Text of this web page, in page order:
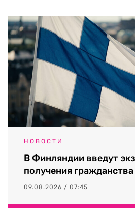
НОВОСТИ
В Финляндии введут
получения гражданства
09.08.2026 / 07:45